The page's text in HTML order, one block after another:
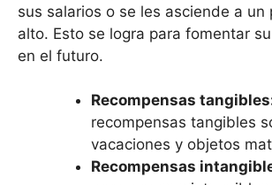
sus salarios o se les asciende a un
alto. Esto se logra para fomentar
en el futuro.
Recompensas
recompensas tangibles
vacaciones y objetos
Recompensas